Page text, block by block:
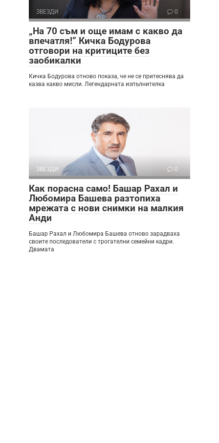
ЗВЕЗДИ 0
„На 70 съм и още имам с какво да
впечатля!“ Кичка Бодурова
отговори на критиците без
заобикалки
Кичка Бодурова отново показа, че не се притеснява да
казва какво мисли. Легендарната изпълнителка
ЗВЕЗДИ 0
Как порасна само! Башар Рахал и
Любомира Башева разтопиха
мрежата с нови снимки на малкия
Анди
Башар Рахал и Любомира Башева отново зарадваха
своите последователи с трогателни семейни кадри.
Двамата